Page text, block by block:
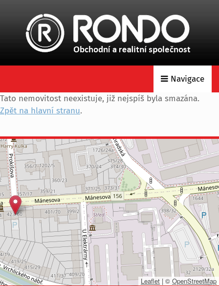
Navigace
Tato nemovitost neexistuje, již nejspíš byla smazána.
Zpět na hlavní stranu.
Leaflet | © OpenStreetMap